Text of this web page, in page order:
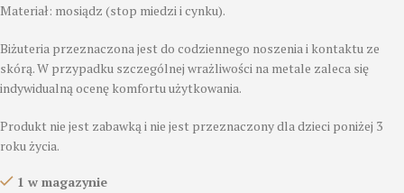
Materiał: mosiądz (stop miedzi i cynku).
Biżuteria przeznaczona jest do codziennego noszenia i kontaktu ze
skórą. W przypadku szczególnej wrażliwości na metale zaleca się
indywidualną ocenę komfortu użytkowania.
Produkt nie jest zabawką i nie jest przeznaczony dla dzieci poniżej 3
roku życia.
1 w magazynie